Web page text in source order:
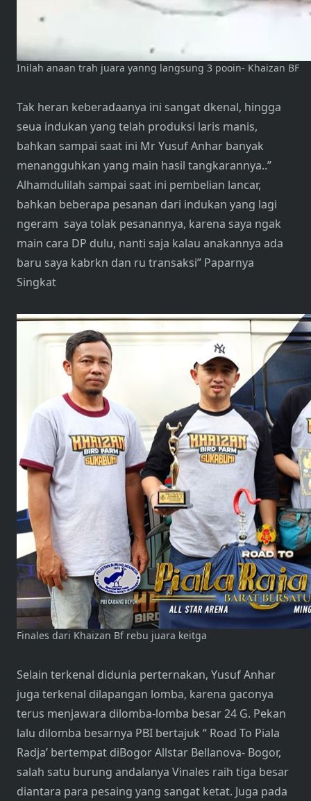
Inilah anaan trah juara yanng langsung 3 pooin- Khaizan BF
Tak heran keberadaanya ini sangat dkenal, hingga
seua indukan yang telah produksi laris manis,
bahkan sampai saat ini Mr Yusuf Anhar banyak
menangguhkan yang main hasil tangkarannya..”
Alhamdulilah sampai saat ini pembelian lancar,
bahkan beberapa pesanan dari indukan yang lagi
ngeram saya tolak pesanannya, karena saya ngak
main cara DP dulu, nanti saja kalau anakannya ada
baru saya kabrkn dan ru transaksi” Paparnya
Singkat
Finales dari Khaizan Bf rebu juara keitga
Selain terkenal didunia perternakan, Yusuf Anhar
juga terkenal dilapangan lomba, karena gaconya
terus menjawara dilomba-lomba besar 24 G. Pekan
lalu dilomba besarnya PBI bertajuk “ Road To Piala
Radja’ bertempat diBogor Allstar Bellanova- Bogor,
salah satu burung andalanya Vinales raih tiga besar
diantara para pesaing yang sangat ketat. Juga pada